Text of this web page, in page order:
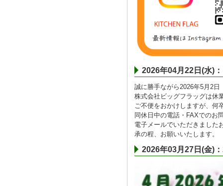
2026年04月22日(水)
誠に勝手ながら2026年5月2
株式会社ビッグフラッグは休
ご不便をおかけしますが、何
同休日中の電話・FAXでのお
電子メールでいただきました
承の程、お願いいたします。
2026年03月27日(金)